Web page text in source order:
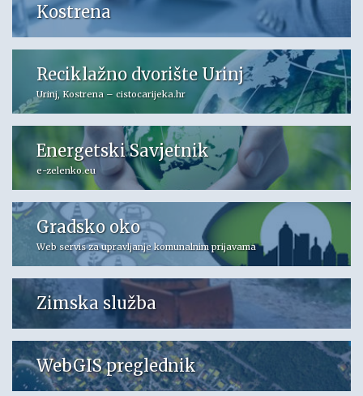
Kostrena
Reciklažno dvorište Urinj
Urinj, Kostrena – cistocarijeka.hr
Energetski Savjetnik
e-zelenko.eu
Gradsko oko
Web servis za upravljanje komunalnim prijavama
Zimska služba
WebGIS preglednik